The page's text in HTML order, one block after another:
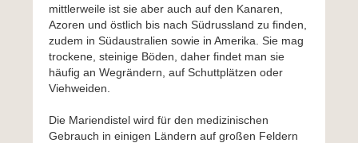
mittlerweile ist sie aber auch auf den Kanaren,
Azoren und östlich bis nach Südrussland zu finden,
zudem in Südaustralien sowie in Amerika. Sie mag
trockene, steinige Böden, daher findet man sie
häufig an Wegrändern, auf Schuttplätzen oder
Viehweiden.
Die Mariendistel wird für den medizinischen
Gebrauch in einigen Ländern auf großen Feldern